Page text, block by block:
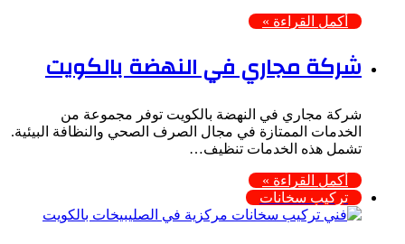
أكمل القراءة »
شركة مجاري في النهضة بالكويت
شركة مجاري في النهضة بالكويت توفر مجموعة من
الخدمات الممتازة في مجال الصرف الصحي والنظافة البيئية.
تشمل هذه الخدمات تنظيف…
أكمل القراءة »
تركيب سخانات